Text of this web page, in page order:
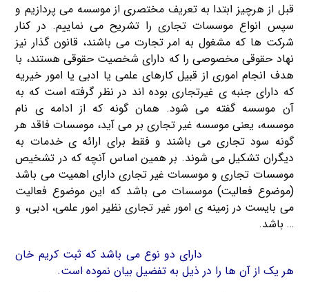
قبل از هرچیز ابتدا به تعریف مختصری از موسسه می پردازیم و
سپس انواع موسسات تجاری را تشریح می نماییم. در کنار
شرکت ها که مشغول به امر تجارت می باشند، قانون گذار نیز
نهاد حقوقی مخصوصی را که دارای شخصیت حقوقی هستند، با
هدف انجام اموری از قبیل کارهای علمی یا ادبی یا امور خیریه
که دارای جنبه ی غیرتجاری بوده اند در نظر گرفته است که به
آن موسسه گفته می شود. همان گونه که از ادامه ی نام
موسسه، یعنی موسسه غیر تجاری بر می آید، موسسات فاقد هر
گونه سود تجاری می باشند و فقط برای ارائه ی خدمات به
دیگران تشکیل می شوند. بر همین اساس آنچه که در تشخیص
موسسات تجاری و موسسات غیر تجاری دارای اهمیت می باشد
(موضوع فعالیت) موسسات می باشد که این موضوع فعالیت
می بایست در زمینه ی امور غیر تجاری نظیر امور علمی، ادبی، و
… باشد.
دارای دو نوع می باشد که ثبت کریم خان
هر یک از آن ها را در ذیل به تفضیل بیان نموده است.